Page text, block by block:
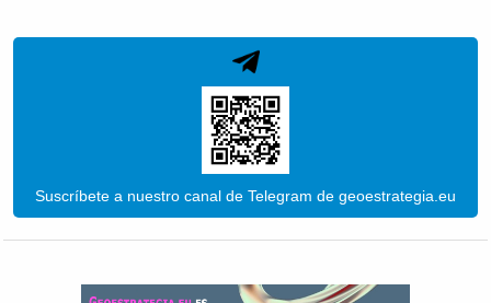
Suscríbete a nuestro canal de Telegram de geoestrategia.eu